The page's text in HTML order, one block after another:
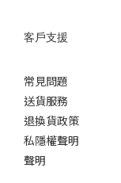
客戶支援
常見問題
送貨服務
退換貨政策
私隱權聲明
聲明